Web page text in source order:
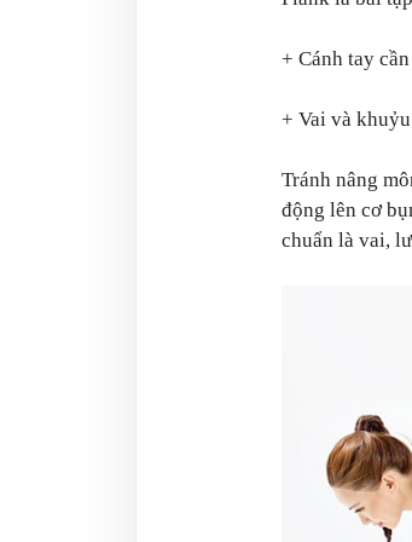
+ Cánh tay
+ Vai và
Tránh nâng
động lên cơ
chuẩn là vai,